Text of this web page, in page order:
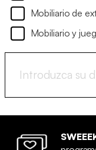
Mobiliario de
Mobiliario y